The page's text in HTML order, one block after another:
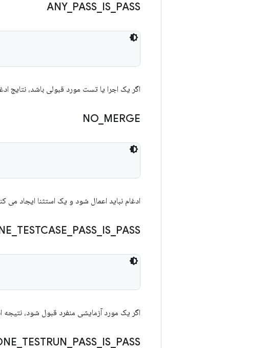
ANY_ PASS IS PASS
اگر یک اجرا یا تست مورد قبولی باشد، نتایج
NO MERGE
ادغام نباید اعمال شود و یک استثنا ایجاد می
TESTCASE PASS IS PASS
اگر یک مورد آزمایشی منفرد قبول شود، نتیجه
TESTRUN PASS IS PASS